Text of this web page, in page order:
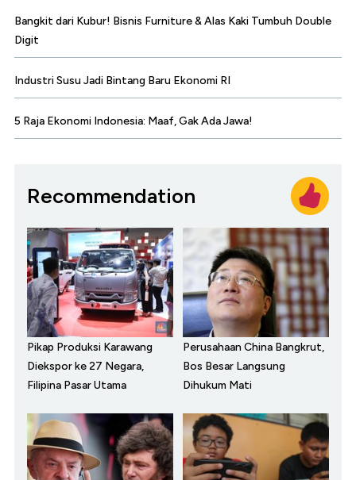
Bangkit dari Kubur! Bisnis Furniture & Alas Kaki Tumbuh Double
Digit
Industri Susu Jadi Bintang Baru Ekonomi RI
5 Raja Ekonomi Indonesia: Maaf, Gak Ada Jawa!
Recommendation
Pikap Produksi Karawang
Diekspor ke 27 Negara,
Filipina Pasar Utama
Perusahaan China Bangkrut,
Bos Besar Langsung
Dihukum Mati